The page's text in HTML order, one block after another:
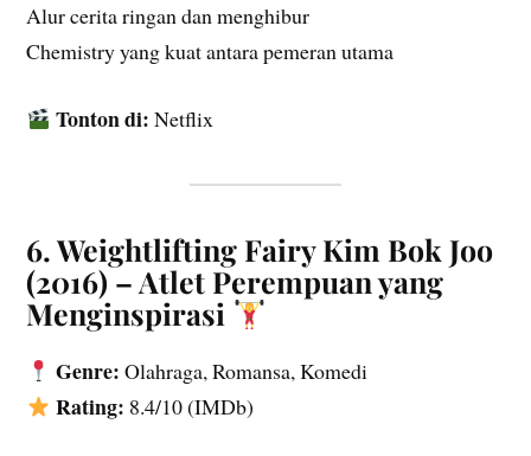
Alur cerita ringan dan menghibur
Chemistry yang kuat antara pemeran utama
Tonton di: Netflix
6. Weightlifting Fairy Kim Bok Joo
(2016) – Atlet Perempuan yang
Menginspirasi
Genre: Olahraga, Romansa, Komedi
Rating: 8.4/10 (IMDb)